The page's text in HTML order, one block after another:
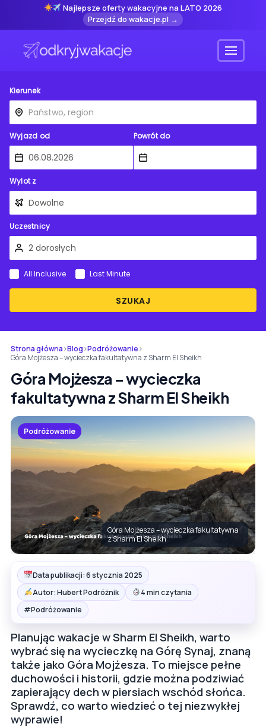
Najlepsze oferty wakacyjne na LATO 2026
Przejdź do wakacje.pl →
Menu
Kierunek
Wyjazd od Powrót do
Wylot z
Uczestnicy
SZUKAJ
All Inclusive Last Minute
Strona główna›Blog›Podróżowanie›
Góra Mojżesza – wycieczka fakultatywna z Sharm El Sheikh
Góra Mojżesza – wycieczka
fakultatywna z Sharm El Sheikh
Podróżowanie
Góra Mojżesza – wycieczka fakultatywna
z Sharm El Sheikh
Data publikacji: 6 stycznia 2025
Autor: Hubert Podróżnik
4 min czytania
#Podróżowanie
Planując wakacje w Sharm El Sheikh, warto
wybrać się na wycieczkę na Górę Synaj, znaną
także jako Góra Mojżesza. To miejsce pełne
duchowości i historii, gdzie można podziwiać
zapierający dech w piersiach wschód słońca.
Sprawdź, co warto wiedzieć o tej niezwykłej
wyprawie!